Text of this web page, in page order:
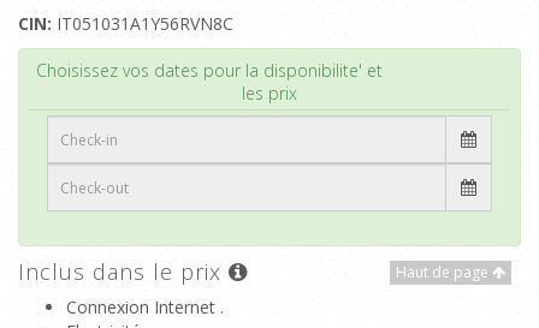
CIN: IT051031A1Y56RVN8C
Choisissez vos dates pour la disponibilite' et
les prix
Haut de page
Inclus dans le prix
Connexion Internet .